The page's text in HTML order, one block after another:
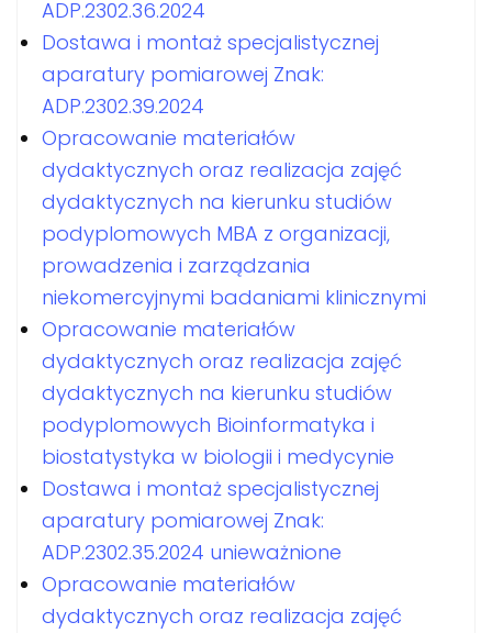
ADP.2302.36.2024
Dostawa i montaż specjalistycznej
aparatury pomiarowej Znak:
ADP.2302.39.2024
Opracowanie materiałów
dydaktycznych oraz realizacja zajęć
dydaktycznych na kierunku studiów
podyplomowych MBA z organizacji,
prowadzenia i zarządzania
niekomercyjnymi badaniami klinicznymi
Opracowanie materiałów
dydaktycznych oraz realizacja zajęć
dydaktycznych na kierunku studiów
podyplomowych Bioinformatyka i
biostatystyka w biologii i medycynie
Dostawa i montaż specjalistycznej
aparatury pomiarowej Znak:
ADP.2302.35.2024 unieważnione
Opracowanie materiałów
dydaktycznych oraz realizacja zajęć